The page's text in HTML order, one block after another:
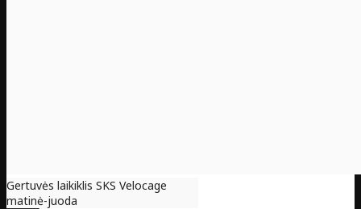
Gertuvės laikiklis SKS Velocage
matinė-juoda